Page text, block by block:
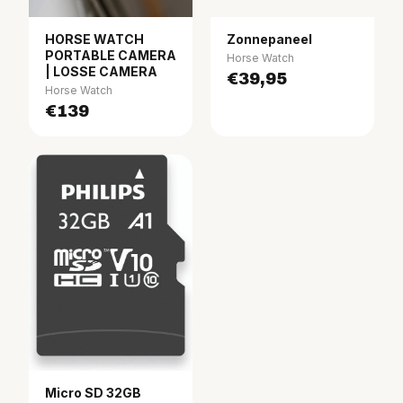
HORSE WATCH
PORTABLE CAMERA
| LOSSE CAMERA
Horse Watch
€139
Zonnepaneel
Horse Watch
€39,95
Micro SD 32GB